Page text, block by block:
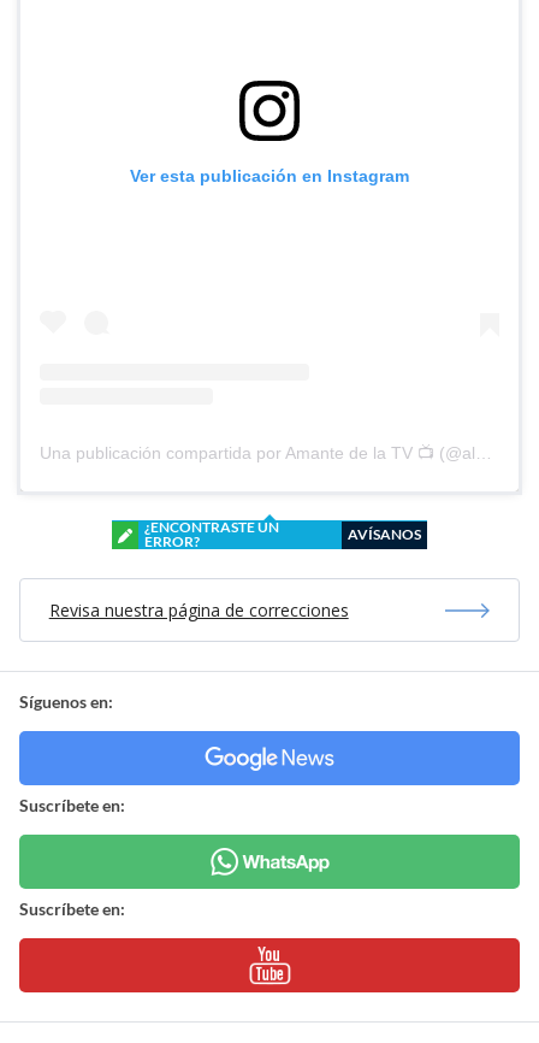
Ver esta publicación en Instagram
Una publicación compartida por Amante de la TV 📺 (@alguien_te_observa)
¿ENCONTRASTE UN
ERROR?
AVÍSANOS
Revisa nuestra página de correcciones
Síguenos en:
Suscríbete en:
Suscríbete en: